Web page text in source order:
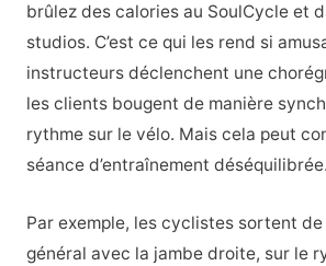
brûlez des calories au SoulCycle et
studios. C’est ce qui les rend si
instructeurs déclenchent une
les clients bougent de manière
rythme sur le vélo. Mais cela peut
séance d’entraînement déséquilibrée.
Par exemple, les cyclistes sortent de
général avec la jambe droite, sur le